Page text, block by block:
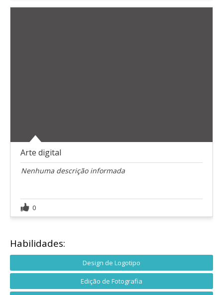
Arte digital
Nenhuma descrição informada
0
Habilidades:
Design de Logotipo
Edição de Fotografia